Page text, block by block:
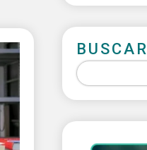
BUSCAR